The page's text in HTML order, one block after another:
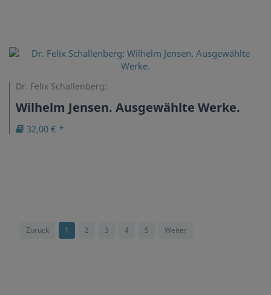
Dr. Felix Schallenberg:
Wilhelm Jensen. Ausgewählte Werke.
32,00 € *
Zurück 1 2 3 4 5 Weiter